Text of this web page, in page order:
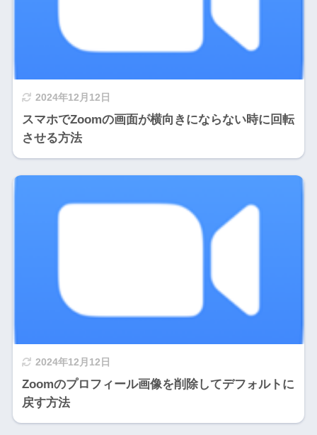
2024年12月12日
スマホでZoomの画面が横向きにならない時に回転
させる方法
2024年12月12日
Zoomのプロフィール画像を削除してデフォルトに
戻す方法